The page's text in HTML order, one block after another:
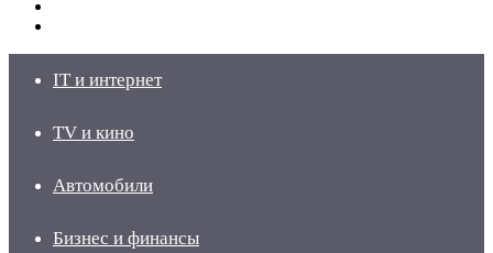
IT и интернет
TV и кино
Автомобили
Бизнес и финансы